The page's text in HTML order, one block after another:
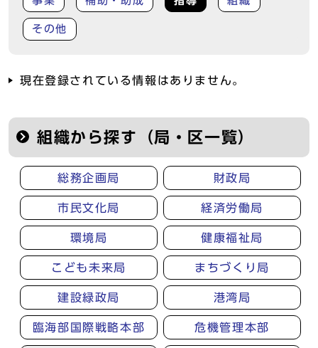
その他
現在登録されている情報はありません。
組織から探す（局・区一覧）
総務企画局 財政局
市民文化局 経済労働局
環境局 健康福祉局
こども未来局 まちづくり局
建設緑政局 港湾局
臨海部国際戦略本部 危機管理本部